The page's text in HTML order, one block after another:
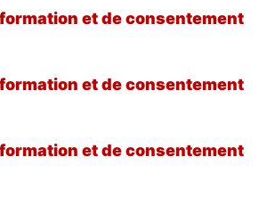
et de consentement
et de consentement
et de consentement